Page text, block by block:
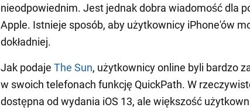
nieodpowiednim. Jest jednak dobra wiadomość dla
Apple. Istnieje sposób, aby użytkownicy iPhone'ów
dokładniej.
Jak podaje The Sun, użytkownicy online byli bardzo
w swoich telefonach funkcję QuickPath. W
dostępna od wydania iOS 13, ale większość